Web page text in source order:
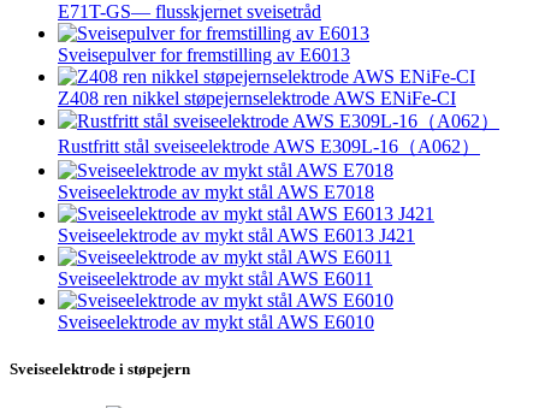
E71T-GS— flusskjernet sveisetråd
Sveisepulver for fremstilling av E6013
Z408 ren nikkel støpejernselektrode AWS ENiFe-CI
Rustfritt stål sveiseelektrode AWS E309L-16（A062）
Sveiseelektrode av mykt stål AWS E7018
Sveiseelektrode av mykt stål AWS E6013 J421
Sveiseelektrode av mykt stål AWS E6011
Sveiseelektrode av mykt stål AWS E6010
Sveiseelektrode i støpejern